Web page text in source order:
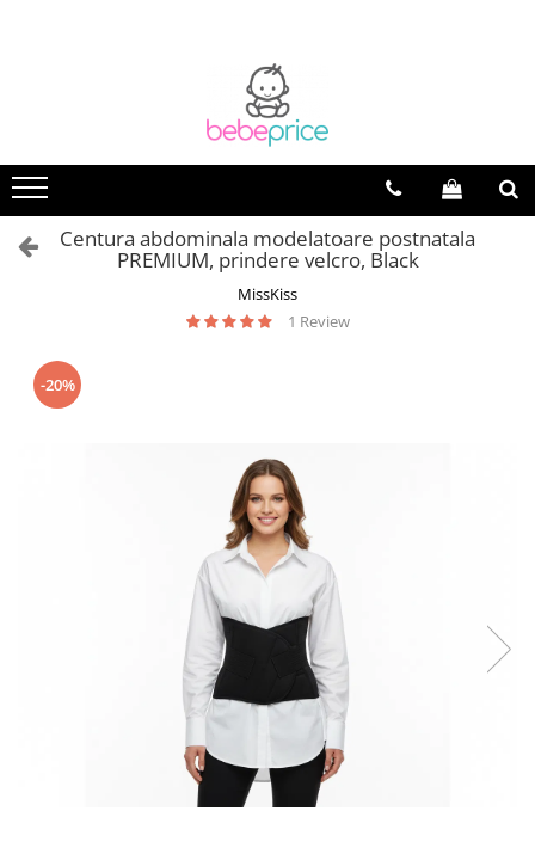
Centuri abdominale postnatale
Lenjerie modelatoare
Sutiene pentru alaptare
Costume de baie
Lenjerii patut & Paturici
Seturi maternitate nou nascut
Genti Maternitate & Port Bebe
hranire
Articole siguranta bebe
Centura abdominala modelatoare postnatala
PREMIUM, prindere velcro, Black
MissKiss
1 Review
-20%